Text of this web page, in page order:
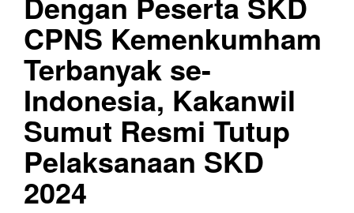
CPNS Kemenkumham
Terbanyak se-
Indonesia, Kakanwil
Sumut Resmi Tutup
Pelaksanaan SKD
2024